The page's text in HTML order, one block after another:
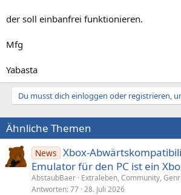
der soll einbanfrei funktionieren.
Mfg
Yabasta
Du musst dich einloggen oder registrieren,
Ähnliche Themen
News Xbox-
Emulator für den PC ist ein
AbstaubBaer Extraleben, Community,
Antworten 77 28. Juli 2026